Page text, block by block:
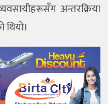
अन्तरक्रिया